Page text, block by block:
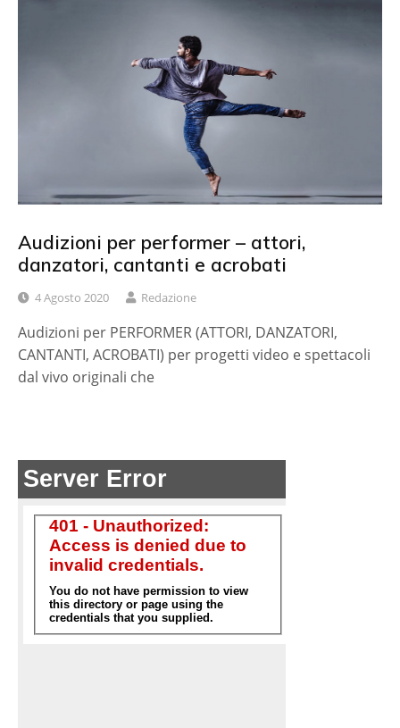
Audizioni per performer – attori,
danzatori, cantanti e acrobati
4 Agosto 2020 Redazione
Audizioni per PERFORMER (ATTORI, DANZATORI,
CANTANTI, ACROBATI) per progetti video e spettacoli
dal vivo originali che